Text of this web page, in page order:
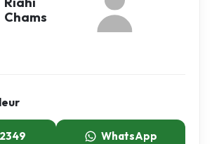
Chams
WhatsApp